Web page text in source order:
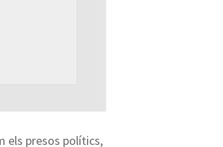
els presos polítics,